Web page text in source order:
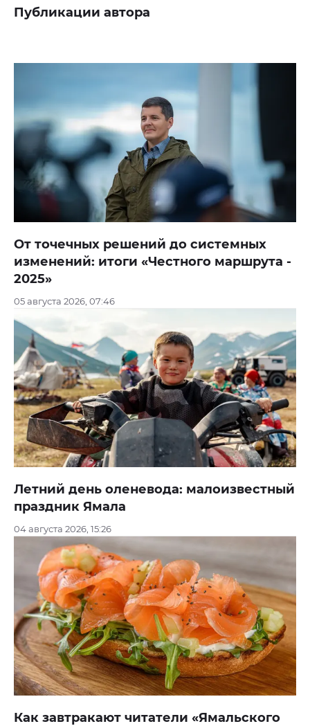
Публикации автора
От точечных решений до системных
изменений: итоги «Честного маршрута -
2025»
05 августа 2026, 07:46
Летний день оленевода: малоизвестный
праздник Ямала
04 августа 2026, 15:26
Как завтракают читатели «Ямальского